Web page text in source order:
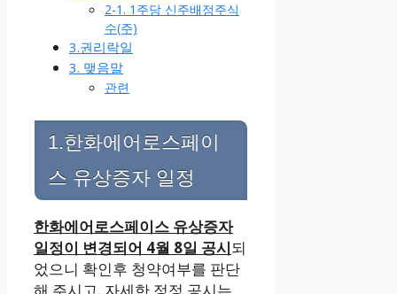
2-1. 1주당 신주배정주식
수(주)
3.권리락일
3. 맺음말
관련
1.한화에어로스페이
스 유상증자 일정
한화에어로스페이스 유상증자
일정이 변경되어 4월 8일 공시되
었으니 확인후 청약여부를 판단
해 주시고, 자세한 정정 공시는